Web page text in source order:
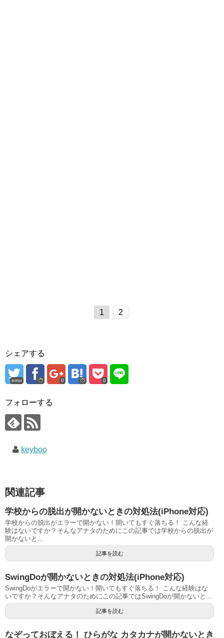
1 2
シェアする
error 0 0
フォローする
keyboo
関連記事
学校からの脱出が開かないときの対処法(iPhone対応)
学校からの脱出がエラーで開かない！開いてもすぐ落ちる！ こんな経
験はないですか？そんなアナタのためにこの記事では学校からの脱出が
開かないと...
記事を読む
SwingDoが開かないときの対処法(iPhone対応)
SwingDoがエラーで開かない！開いてもすぐ落ちる！ こんな経験はな
いですか？そんなアナタのためにこの記事ではSwingDoが開かないと...
記事を読む
なぞっておぼえる！ ひらがな カタカナが開かないとき